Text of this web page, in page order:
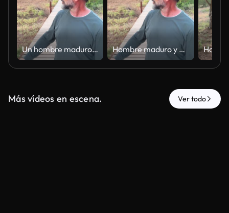
Un hombre maduro y alegre, con barba y gafas, está haciendo retransmisiones en directo o vlogeando mientras camina por un paseo de madera de madera, mostrando felizmente el hermoso bosque que rodea e interactuando con sus seguidores Hombre maduro y alegre, con gafas y barba, vlogeando con el móvil mientras presentaba felizmente un pintoresco paseo de madera a través de un hermoso bosque de pinos, gesticulando con entusiasmo
Más vídeos en escena. Ver todo